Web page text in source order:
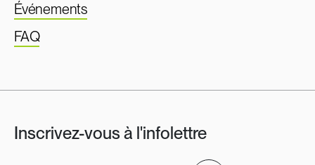
Événements
FAQ
Inscrivez-vous à l'infolettre